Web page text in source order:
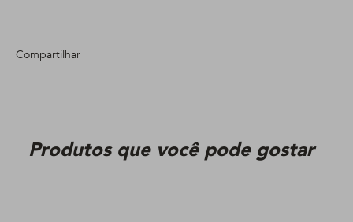
Compartilhar
Produtos que você pode gostar